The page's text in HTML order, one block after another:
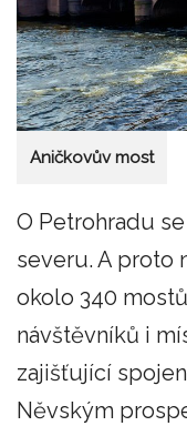
Aničkovův most
O Petrohradu
severu. A proto
okolo 340
návštěvníků i
zajišťující
Něvským